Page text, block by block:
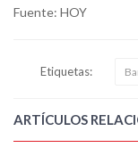
Fuente: HOY
Etiquetas:
ARTÍCULOS